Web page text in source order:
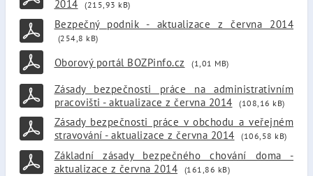
2014
(215,93 kB)
Bezpečný podnik - aktualizace z června 2014
(254,8 kB)
Oborový portál BOZPinfo.cz (1,01 MB)
Zásady bezpečnosti práce na administrativním
pracovišti - aktualizace z června 2014
(108,16 kB)
Zásady bezpečnosti práce v obchodu a veřejném
stravování - aktualizace z června 2014
(106,58 kB)
Základní zásady bezpečného chování doma -
aktualizace z června 2014
(161,86 kB)